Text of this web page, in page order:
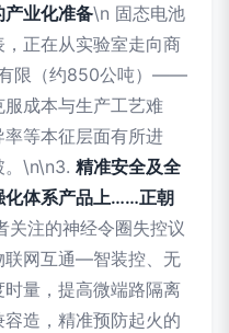
产业化准备\n 固态电池
正在从实验室走向商
限（约850公吨）——
成本与生产工艺难
等本征层面有所进
。\n\n3. 精准安全及全
化体系产品上……正朝
关注的神经令圈失控议
联网互通—智装控、无
量，提高微端路隔离
造，精准预防起火的